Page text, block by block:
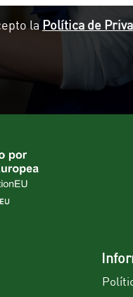
la Política de